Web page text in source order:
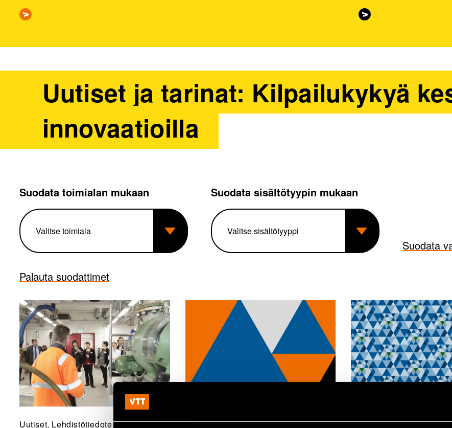
Uutiset ja tarinat: Kilpailukykyä
innovaatioilla
Suodata toimialan mukaan Suodata sisältötyypin mukaan
Suodata
Palauta suodattimet
Uutiset, Lehdistötiedote
Uutiset
Uutiset, Lehdistötiedote